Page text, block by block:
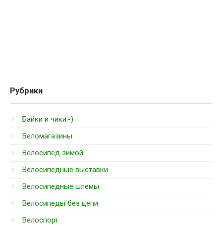
Рубрики
Байки и чики:-)
Веломагазины
Велосипед зимой
Велосипедные выставки
Велосипедные шлемы
Велосипеды без цепи
Велоспорт